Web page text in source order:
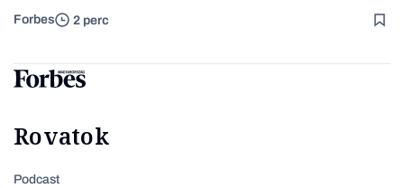
Forbes 2 perc
Rovatok
Podcast